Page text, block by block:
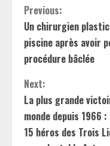
C
o
n
t
i
n
Previous:
Un chirurgien
piscine après avoir
procédure bâclée
Next:
La plus grande
monde depuis 1966 :
15 héros des Trois